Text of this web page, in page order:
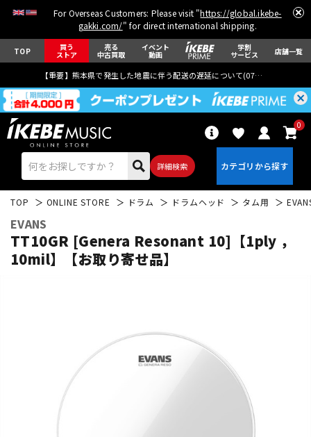
For Overseas Customers: Please visit "https://global.ikebe-
gakki.com/" for direct international shipping.
TOP 買う
ストア
売る
中古買取
イベント
動画
学割
サービス 店舗一覧
【重要】熊本県で発生した地震に伴う配送の遅延について(07月29日
詳細検索
0
ドラム パーカッション
TOP ONLINE STORE ドラム ドラムヘッド タム用
EVANS
TT10GR [Genera Resonant 10]【1ply ，
10mil】【お取り寄せ品】